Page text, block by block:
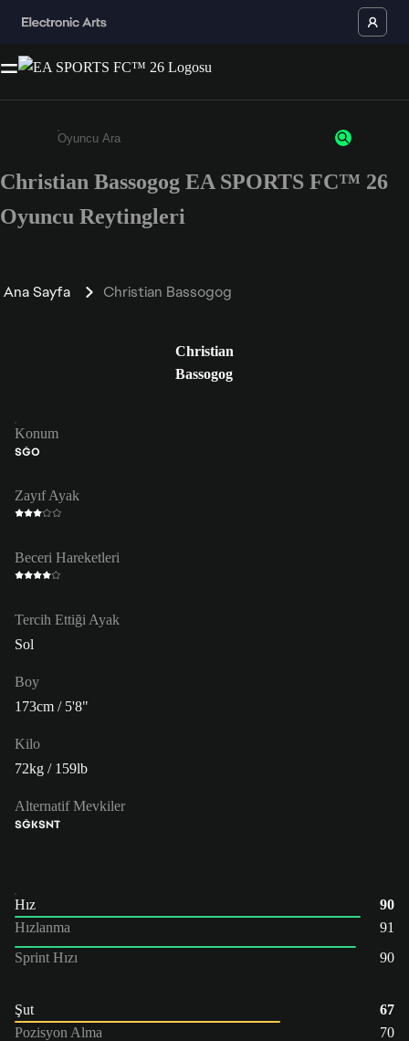
Enter a minimum of 3 characters or numbers
Christian Bassogog EA SPORTS FC™ 26
Oyuncu Reytingleri
Ana Sayfa Christian Bassogog
Christian
Bassogog
Konum
SĞO
Zayıf Ayak
Beceri Hareketleri
Tercih Ettiği Ayak
Sol
Boy
173cm / 5'8"
Kilo
72kg / 159lb
Alternatif Mevkiler
SĞKSNT
Hız
90
Hızlanma
91
Sprint Hızı
90
Şut
67
Pozisyon Alma
70